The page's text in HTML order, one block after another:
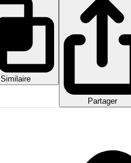
Similaire
Partager